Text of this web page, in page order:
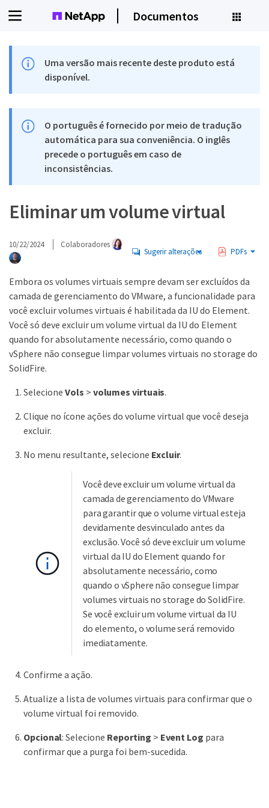
Documentos
Uma versão mais recente deste produto está
disponível.
O português é fornecido por meio de tradução
automática para sua conveniência. O inglês
precede o português em caso de
inconsistências.
Eliminar um volume virtual
10/22/2024 Colaboradores
Sugerir alterações PDFs
Embora os volumes virtuais sempre devam ser excluídos da
camada de gerenciamento do VMware, a funcionalidade para
você excluir volumes virtuais é habilitada da IU do Element.
Você só deve excluir um volume virtual da IU do Element
quando for absolutamente necessário, como quando o
vSphere não consegue limpar volumes virtuais no storage do
SolidFire.
Selecione Vols > volumes virtuais.
Clique no ícone ações do volume virtual que você deseja
excluir.
No menu resultante, selecione Excluir.
Você deve excluir um volume virtual da
camada de gerenciamento do VMware
para garantir que o volume virtual esteja
devidamente desvinculado antes da
exclusão. Você só deve excluir um volume
virtual da IU do Element quando for
absolutamente necessário, como
quando o vSphere não consegue limpar
volumes virtuais no storage do SolidFire.
Se você excluir um volume virtual da IU
do elemento, o volume será removido
imediatamente.
Confirme a ação.
Atualize a lista de volumes virtuais para confirmar que o
volume virtual foi removido.
Opcional: Selecione Reporting > Event Log para
confirmar que a purga foi bem-sucedida.